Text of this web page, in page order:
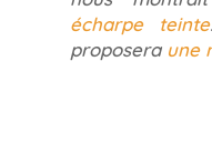
écharpe teinte
proposera une